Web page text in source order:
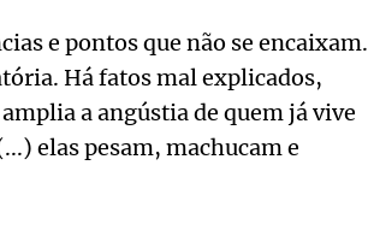
e pontos que não se encaixam.
Há fatos mal explicados,
a angústia de quem já vive
elas pesam, machucam e